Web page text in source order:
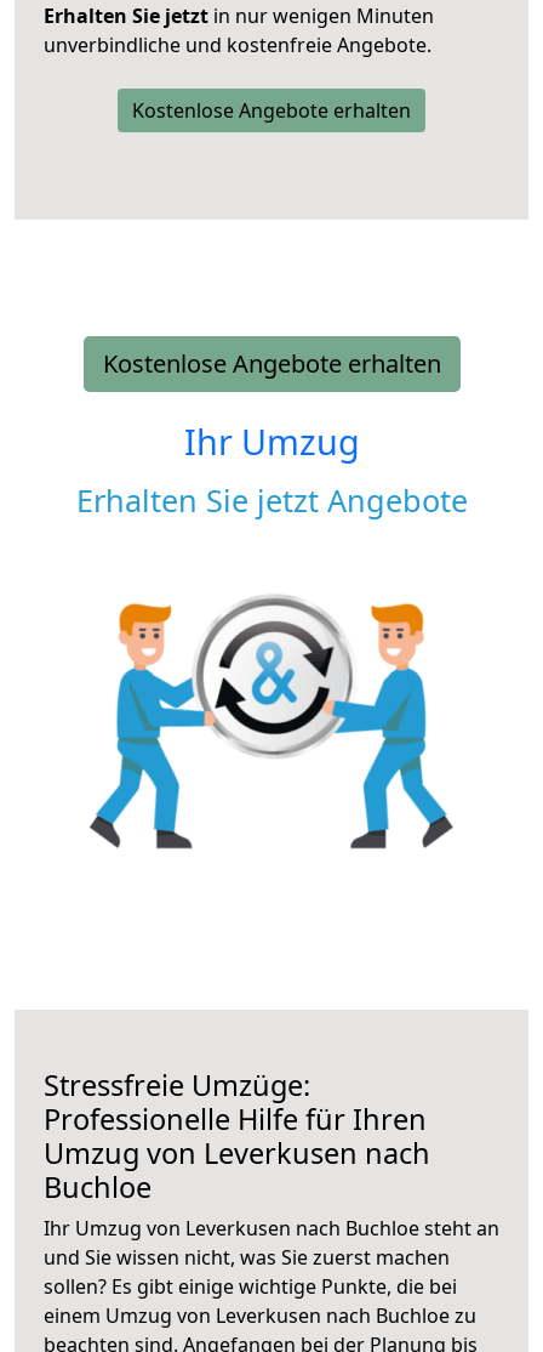
Erhalten Sie jetzt in nur wenigen Minuten
unverbindliche und kostenfreie Angebote.
Kostenlose Angebote erhalten
Kostenlose Angebote erhalten
Ihr Umzug
Erhalten Sie jetzt Angebote
Stressfreie Umzüge:
Professionelle Hilfe für Ihren
Umzug von Leverkusen nach
Buchloe
Ihr Umzug von Leverkusen nach Buchloe steht an
und Sie wissen nicht, was Sie zuerst machen
sollen? Es gibt einige wichtige Punkte, die bei
einem Umzug von Leverkusen nach Buchloe zu
beachten sind. Angefangen bei der Planung bis